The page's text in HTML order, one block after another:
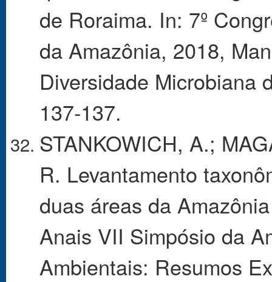
de Roraima. In: 7º
da Amazônia, 2018,
Diversidade Microbiana
137-137.
STANKOWICH, A.;
R. Levantamento
duas áreas da
Anais VII Simpósio da
Ambientais: Resumos